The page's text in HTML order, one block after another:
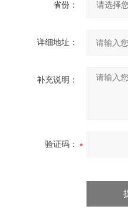
省份：
详细地址：
补充说明：
验证码：